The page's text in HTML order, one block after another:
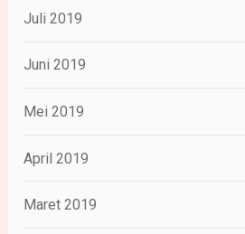
Juli 2019
Juni 2019
Mei 2019
April 2019
Maret 2019